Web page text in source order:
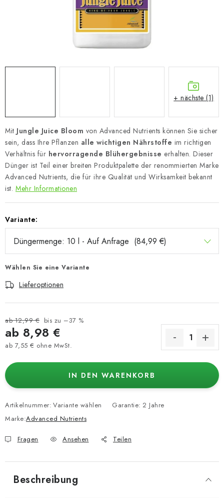
Mit Jungle Juice Bloom von Advanced Nutrients können Sie sicher
sein, dass Ihre Pflanzen alle wichtigen Nährstoffe im richtigen
Verhältnis für hervorragende Blühergebnisse erhalten. Dieser
Dünger ist Teil einer breiten Produktpalette der renommierten Marke
Advanced Nutrients, die für ihre Qualität und Wirksamkeit bekannt
ist. Mehr Informationen
Variante:
Wählen Sie eine Variante
Lieferoptionen
ab 12,99 € bis zu –37 %
ab 8,98 €
ab 7,55 € ohne MwSt.
IN DEN WARENKORB
Artikelnummer: Variante wählen
Marke:Advanced Nutrients
Garantie: 2 Jahre
Fragen Ansehen Teilen
+ nächste (1)
Beschreibung